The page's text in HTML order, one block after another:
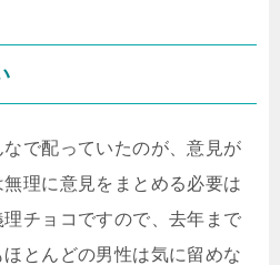
なで配っていたのが、意見が
理に意見をまとめる必要は
チョコですので、去年まで
とんどの男性は気に留めな